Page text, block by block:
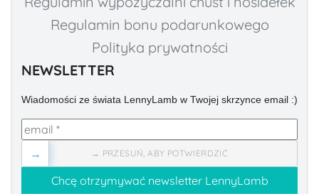
Regulamin bonu podarunkowego
Polityka prywatności
NEWSLETTER
Wiadomości ze świata LennyLamb w Twojej skrzynce email :)
→ PRZESUŃ, ABY POTWIERDZIĆ
→